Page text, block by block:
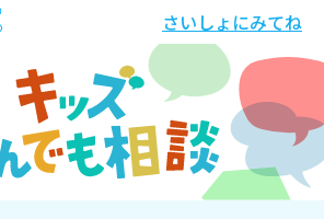
さいしょにみてね